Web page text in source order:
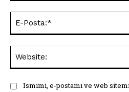
Ismimi, e-postamı ve web